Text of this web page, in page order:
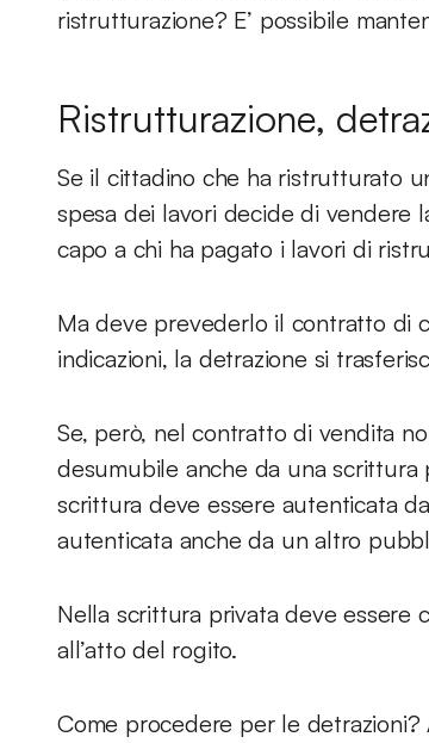
ristrutturazione? E’ possibile
Ristrutturazione,
Se il cittadino che ha ristrutturato
spesa dei lavori decide di vendere
capo a chi ha pagato i lavori di
Ma deve prevederlo il contratto di
indicazioni, la detrazione si
Se, però, nel contratto di vendita
desumubile anche da una
scrittura deve essere autenticata
autenticata anche da un altro
Nella scrittura privata deve essere
all’atto del rogito.
Come procedere per le